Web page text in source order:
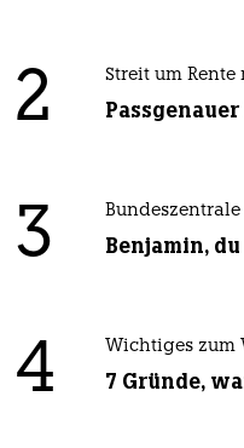
2 Streit um Rente
3 Benjamin,
4 Wichtiges zum
7 Gründe,